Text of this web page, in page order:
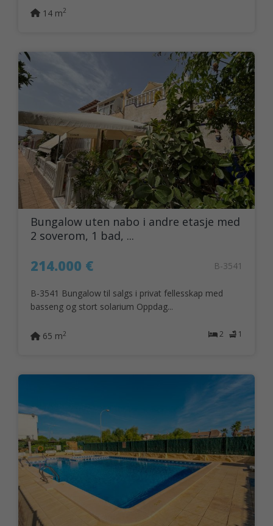
14 m2
Bungalow uten nabo i andre etasje med
2 soverom, 1 bad, ...
214.000 € B-3541
B-3541 Bungalow til salgs i privat fellesskap med
basseng og stort solarium Oppdag...
2 1
65 m2